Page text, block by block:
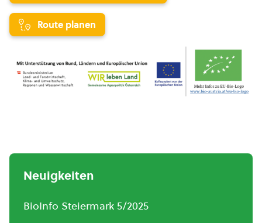
Route planen
Neuigkeiten
BioInfo Steiermark 5/2025